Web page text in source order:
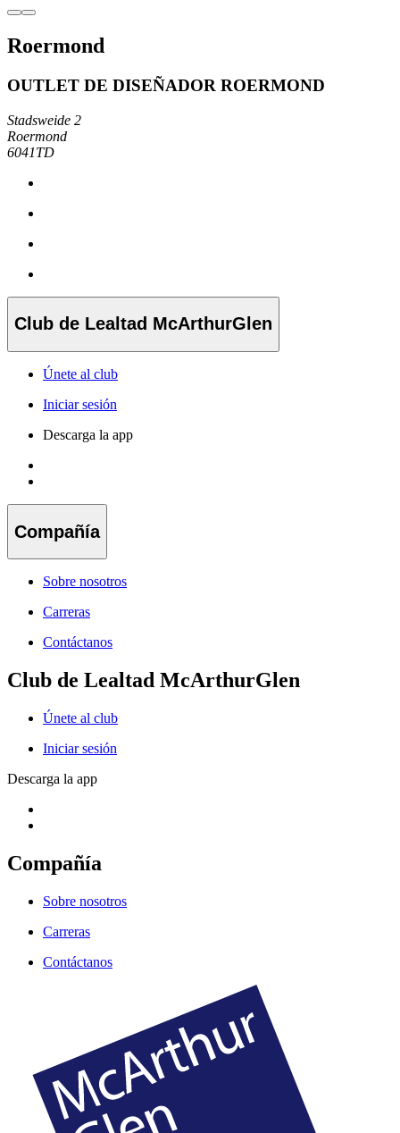
Roermond
OUTLET DE DISEÑADOR ROERMOND
Stadsweide 2
Roermond
6041TD
Club de Lealtad McArthurGlen
Únete al club
Iniciar sesión
Descarga la app
Compañía
Sobre nosotros
Carreras
Contáctanos
Club de Lealtad McArthurGlen
Únete al club
Iniciar sesión
Descarga la app
Compañía
Sobre nosotros
Carreras
Contáctanos